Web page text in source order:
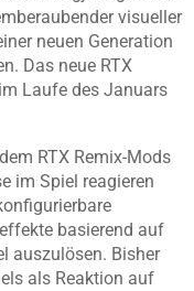
visueller
neuen Generation
Das neue RTX
Laufe des Januars
RTX Remix-Mods
im Spiel reagieren
basierend auf
auszulösen. Bisher
als Reaktion auf